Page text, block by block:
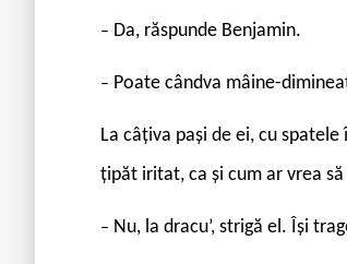
– Da, răspunde Benjamin.
– Poate cândva mâine-
La câțiva pași de ei, cu
țipăt iritat, ca și cum ar vrea
– Nu, la dracu’, strigă el. Își